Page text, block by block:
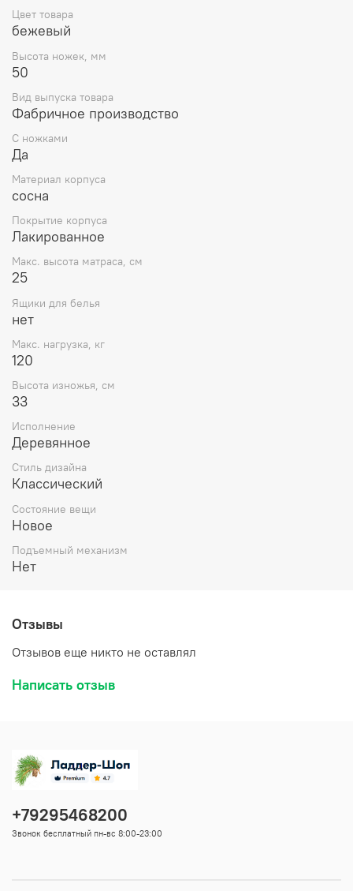
Цвет товара
бежевый
Высота ножек, мм
50
Вид выпуска товара
Фабричное производство
С ножками
Да
Материал корпуса
сосна
Покрытие корпуса
Лакированное
Макс. высота матраса, см
25
Ящики для белья
нет
Макс. нагрузка, кг
120
Высота изножья, см
33
Исполнение
Деревянное
Стиль дизайна
Классический
Состояние вещи
Новое
Подъемный механизм
Нет
Отзывы
Отзывов еще никто не оставлял
Написать отзыв
+79295468200
Звонок бесплатный пн-вс 8:00-23:00